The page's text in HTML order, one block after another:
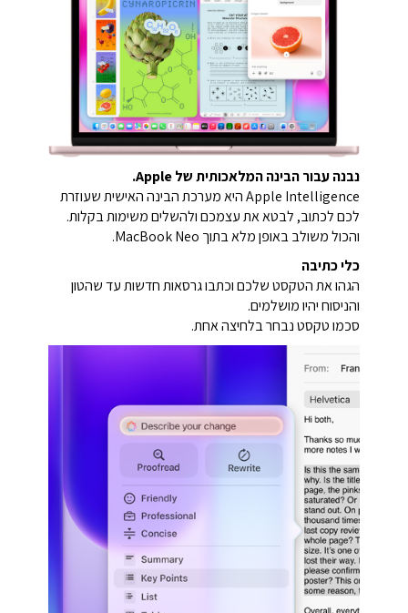
נבנה עבור הבינה המלאכותית של Apple.
Apple Intelligence היא מערכת הבינה האישית שעוזרת
לכם לכתוב, לבטא את עצמכם ולהשלים משימות בקלות.
והכול משולב באופן מלא בתוך MacBook Neo.
כלי כתיבה
הגהו את הטקסט שלכם וכתבו גרסאות חדשות עד שהטון
והניסוח יהיו מושלמים.
סכמו טקסט נבחר בלחיצה אחת.